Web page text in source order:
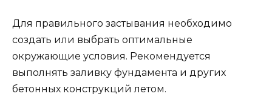
Для правильного застывания необходимо
создать или выбрать оптимальные
окружающие условия. Рекомендуется
выполнять заливку фундамента и других
бетонных конструкций летом.